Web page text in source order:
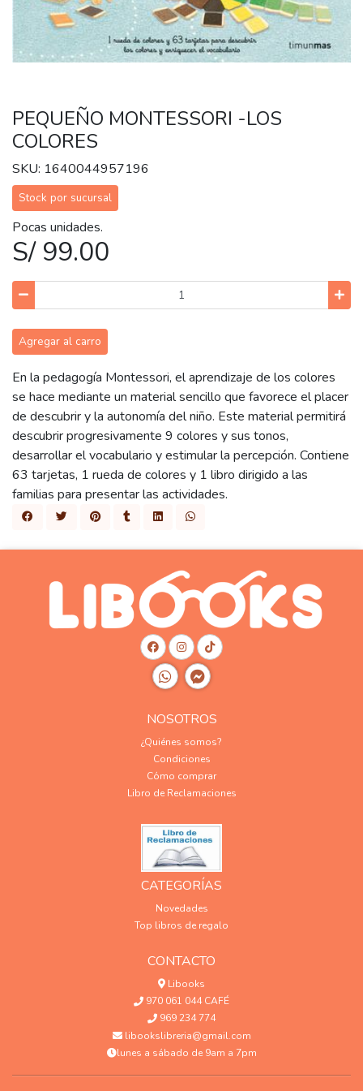
PEQUEÑO MONTESSORI -LOS
COLORES
SKU: 1640044957196
Stock por sucursal
Pocas unidades.
S/ 99.00
Agregar al carro
En la pedagogía Montessori, el aprendizaje de los colores
se hace mediante un material sencillo que favorece el placer
de descubrir y la autonomía del niño. Este material permitirá
descubrir progresivamente 9 colores y sus tonos,
desarrollar el vocabulario y estimular la percepción. Contiene
63 tarjetas, 1 rueda de colores y 1 libro dirigido a las
familias para presentar las actividades.
NOSOTROS
¿Quiénes somos?
Condiciones
Cómo comprar
Libro de Reclamaciones
CATEGORÍAS
Novedades
Top libros de regalo
CONTACTO
Libooks
970 061 044 CAFÉ
969 234 774
libookslibreria@gmail.com
lunes a sábado de 9am a 7pm